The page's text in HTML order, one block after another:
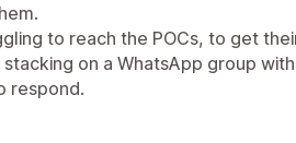
to reach the POCs, to get
on a WhatsApp group
respond.